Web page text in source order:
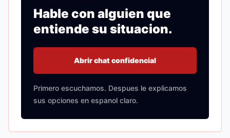
Hable con alguien que
entiende su situacion.
Abrir chat confidencial
Primero escuchamos. Despues le explicamos
sus opciones en espanol claro.